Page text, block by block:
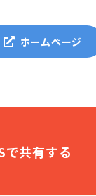
ホームページ
で共有する